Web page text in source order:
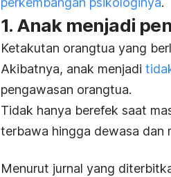
1. Anak menjadi
Ketakutan orangtua yang
Akibatnya, anak menjadi
pengawasan orangtua.
Tidak hanya berefek saat
terbawa hingga dewasa dan
Menurut jurnal yang